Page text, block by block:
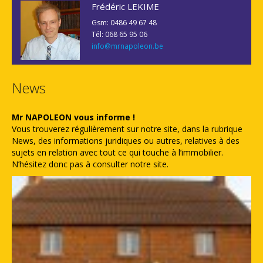
Frédéric LEKIME
Gsm: 0486 49 67 48
Tél: 068 65 95 06
info@mrnapoleon.be
News
Mr NAPOLEON vous informe !
Vous trouverez régulièrement sur notre site, dans la rubrique
News, des informations juridiques ou autres, relatives à des
sujets en relation avec tout ce qui touche à l’immobilier.
N’hésitez donc pas à consulter notre site.